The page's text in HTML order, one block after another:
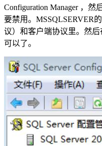
Configuration Manager ，
要禁用。MSSQLSERVER
议）和客户端协议里。然后
可以了。